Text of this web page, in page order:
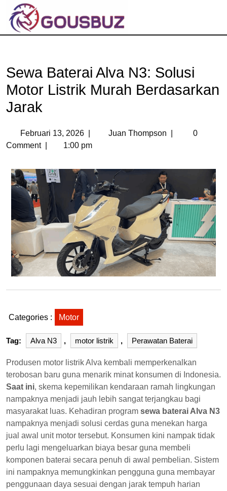
Sewa Baterai Alva N3: Solusi
Motor Listrik Murah Berdasarkan
Jarak
Februari 13, 2026 Juan Thompson
0
Comment
1:00 pm
Categories : Motor
Tag: Alva N3 , motor listrik , Perawatan Baterai
Produsen motor listrik Alva kembali memperkenalkan
terobosan baru guna menarik minat konsumen di Indonesia.
Saat ini, skema kepemilikan kendaraan ramah lingkungan
nampaknya menjadi jauh lebih sangat terjangkau bagi
masyarakat luas. Kehadiran program sewa baterai Alva N3
nampaknya menjadi solusi cerdas guna menekan harga
jual awal unit motor tersebut. Konsumen kini nampak tidak
perlu lagi mengeluarkan biaya besar guna membeli
komponen baterai secara penuh di awal pembelian. Sistem
ini nampaknya memungkinkan pengguna guna membayar
penggunaan daya sesuai dengan jarak tempuh harian